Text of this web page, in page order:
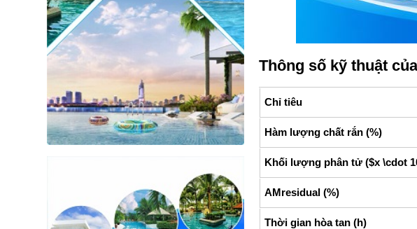
Thông số kỹ thuật
Chỉ tiêu
Hàm lượng chất rắn (%)
Khối lượng phân tử ($x \cdot
AMresidual (%)
Thời gian hòa tan (h)